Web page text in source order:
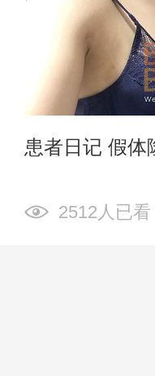
患者日记 假体
2512人已看